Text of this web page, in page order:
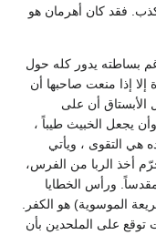
فقد كان أهرمان هو
بساطته يدور كله حول
إلا إذا منعت صاحبها أن
الأبستاق أن على
يجعل الخبيث طيباً ،
هي التقوى ، ويأتي
أخذ الربا من الفرس،
مقدساً. ورأس الخطايا
الموسوية) هو الكفر.
توقع على الملحدين بأن